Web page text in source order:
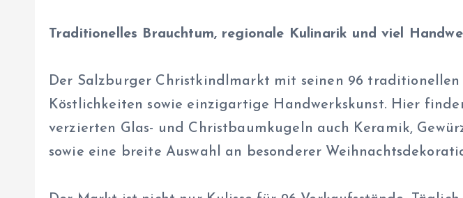
Traditionelles Brauchtum, regionale Kulinarik und viel
Der Salzburger Christkindlmarkt mit seinen 96
Köstlichkeiten sowie einzigartige Handwerkskunst. Hier
verzierten Glas- und Christbaumkugeln auch Keramik,
sowie eine breite Auswahl an besonderer